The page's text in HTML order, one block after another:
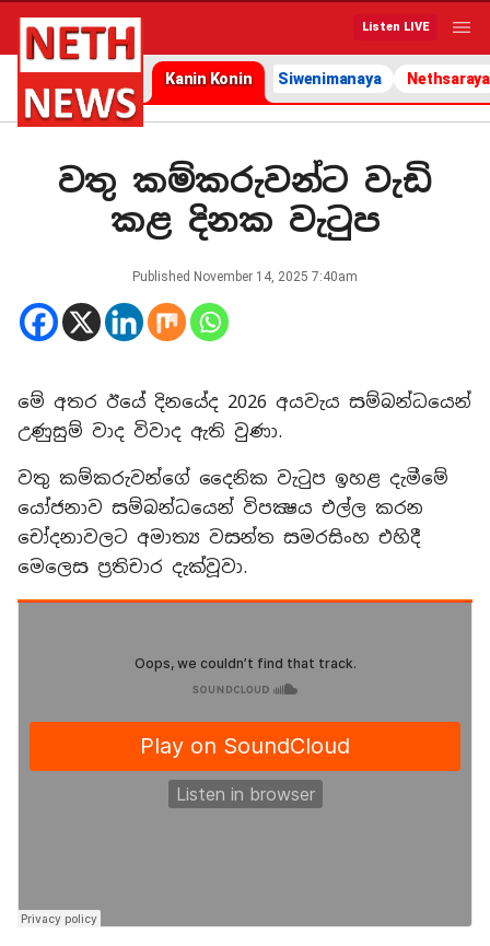
Listen LIVE
Kanin Konin Siwenimanaya Nethsaraya
වතු කම්කරුවන්ට වැඩි
කළ දිනක වැටුප
Published November 14, 2025 7:40am
මේ අතර ඊයේ දිනයේද 2026 අයවැය සම්බන්ධයෙන්
උණුසුම් වාද විවාද ඇති වුණා.
වතු කම්කරුවන්ගේ දෛනික වැටුප ඉහළ දැමීමේ
යෝජනාව සම්බන්ධයෙන් විපක්‍ෂය එල්ල කරන
චෝදනාවලට අමාත්‍ය වසන්ත සමරසිංහ එහිදී
මෙලෙස ප්‍රතිචාර දැක්වූවා.